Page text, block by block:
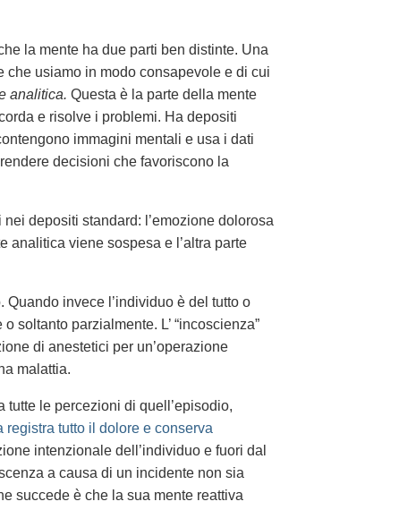
la mente ha due parti ben distinte. Una
che usiamo in modo consapevole e di cui
analitica. Questa è la parte della mente
e risolve i problemi. Ha depositi
immagini mentali e usa i dati
decisioni che favoriscono la
depositi standard: l’emozione dolorosa
analitica viene sospesa e l’altra parte
invece l’individuo è del tutto o
soltanto parzialmente. L’ “incoscienza”
di anestetici per un’operazione
malattia.
tutte le percezioni di quell’episodio,
registra tutto il dolore e conserva
intenzionale dell’individuo e fuori dal
a causa di un incidente non sia
succede è che la sua mente reattiva